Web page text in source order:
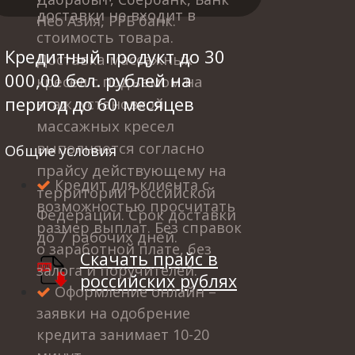
доставки не входит в
стоимость товара.
Доставка массажных
кресел с подъемом на
этаж, установкой
массажных кресел
выполняется согласно
прайсу действующему на
территории Российской
Федерации. Срок доставки
до 7 рабочих дней.
Скачать прайс в
российских рублях
Нео Азия, РРБ банк.
Кредитный продукт до 30
000,00 бел. рублей на
период до 60 месяцев
Общие условия
Кредит для клиента с
возможностью просчитать
размер выплат. Без справок
о заработной плате, без
залога и поручителей.
Оформление онлайн –
заявки на одобрение
кредита занимает 10-20